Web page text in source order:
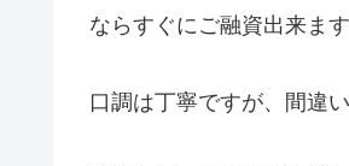
ならすぐにご融資出来ま
口調は丁寧ですが、間違